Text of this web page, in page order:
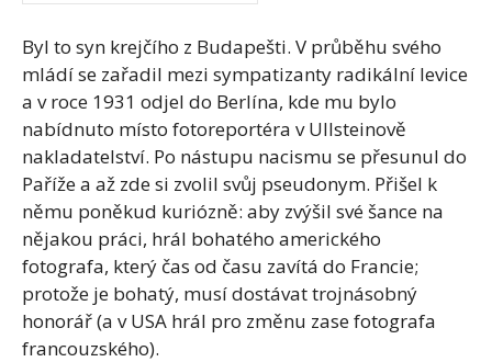
Byl to syn krejčího z Budapešti. V průběhu svého
mládí se zařadil mezi sympatizanty radikální levice
a v roce 1931 odjel do Berlína, kde mu bylo
nabídnuto místo fotoreportéra v Ullsteinově
nakladatelství. Po nástupu nacismu se přesunul do
Paříže a až zde si zvolil svůj pseudonym. Přišel k
němu poněkud kuriózně: aby zvýšil své šance na
nějakou práci, hrál bohatého amerického
fotografa, který čas od času zavítá do Francie;
protože je bohatý, musí dostávat trojnásobný
honorář (a v USA hrál pro změnu zase fotografa
francouzského).